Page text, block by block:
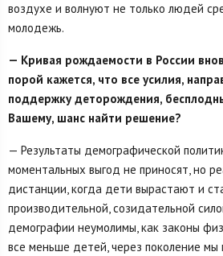
воздухе и волнуют не только людей
молодежь.
— Кривая рождаемости в России
порой кажется, что все усилия,
поддержку деторождения,
Вашему, шанс найти решение?
— Результаты демографической
моментальных выгод не приносят, но
дистанции, когда дети вырастают и
производительной, созидательной
демографии неумолимы, как законы
все меньше детей, через поколение мы